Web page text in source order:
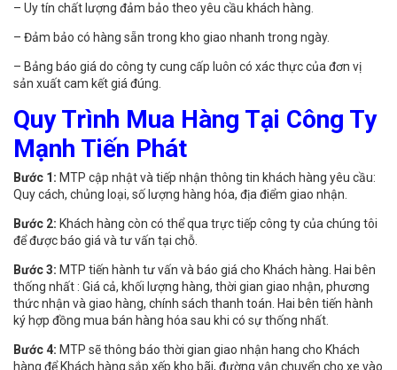
– Uy tín chất lượng đảm bảo theo yêu cầu khách hàng.
– Đảm bảo có hàng sẵn trong kho giao nhanh trong ngày.
– Bảng báo giá do công ty cung cấp luôn có xác thực của đơn vị
sản xuất cam kết giá đúng.
Quy Trình Mua Hàng Tại Công Ty
Mạnh Tiến Phát
Bước 1: MTP cập nhật và tiếp nhận thông tin khách hàng yêu cầu:
Quy cách, chủng loại, số lượng hàng hóa, địa điểm giao nhận.
Bước 2: Khách hàng còn có thể qua trực tiếp công ty của chúng tôi
để được báo giá và tư vấn tại chỗ.
Bước 3: MTP tiến hành tư vấn và báo giá cho Khách hàng. Hai bên
thống nhất : Giá cả, khối lượng hàng, thời gian giao nhận, phương
thức nhận và giao hàng, chính sách thanh toán. Hai bên tiến hành
ký hợp đồng mua bán hàng hóa sau khi có sự thống nhất.
Bước 4: MTP sẽ thông báo thời gian giao nhận hang cho Khách
hàng để Khách hàng sắp xếp kho bãi, đường vận chuyển cho xe vào